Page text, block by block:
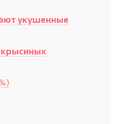
укушенные
крысиных